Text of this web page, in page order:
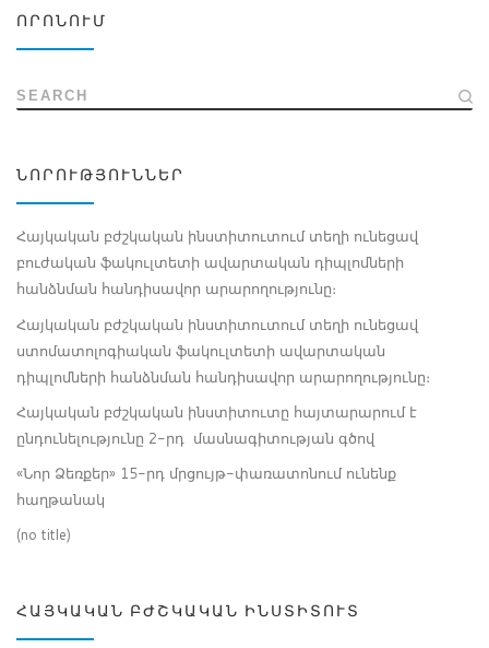
ՈՐՈՆՈՒՄ
SEARCH
ՆՈՐՈՒԹՅՈՒՆՆԵՐ
Հայկական բժշկական ինստիտուտում տեղի ունեցավ
բուժական ֆակուլտետի ավարտական դիպլոմների
հանձնման հանդիսավոր արարողությունը։
Հայկական բժշկական ինստիտուտում տեղի ունեցավ
ստոմատոլոգիական ֆակուլտետի ավարտական
դիպլոմների հանձնման հանդիսավոր արարողությունը։
Հայկական բժշկական ինստիտուտը հայտարարում է
ընդունելությունը 2-րդ մասնագիտության գծով
«Նոր Ձեռքեր» 15-րդ մրցույթ-փառատոնում ունենք
հաղթանակ
(no title)
ՀԱՅԿԱԿԱՆ ԲԺՇԿԱԿԱՆ ԻՆՍՏԻՏՈՒՏ